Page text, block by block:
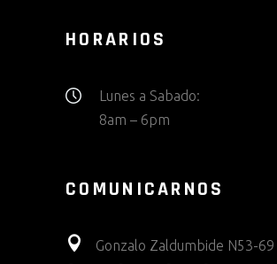
HORARIOS
Lunes a Sabado:
8am – 6pm
COMUNICARNOS
Gonzalo Zaldumbide N53-69